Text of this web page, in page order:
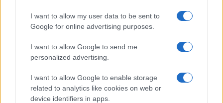
I want to allow my user data to be sent to
Google for online advertising purposes.
I want to allow Google to send me
personalized advertising.
I want to allow Google to enable storage
related to analytics like cookies on web or
device identifiers in apps.
8 Agosto 2026, 19:00
1.4k